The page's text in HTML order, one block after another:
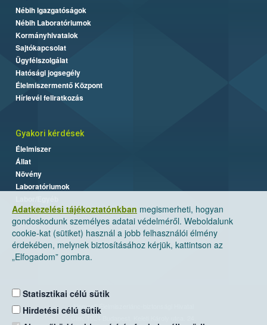
Adatkezelési tájékoztatónkban megismerheti, hogyan
gondoskodunk személyes adatai védelméről. Weboldalunk
cookie-kat (sütiket) használ a jobb felhasználói élmény
érdekében, melynek biztosításához kérjük, kattintson az
„Elfogadom” gombra.
Statisztikai célú sütik
Hirdetési célú sütik
Nébih Igazgatóságok
Nébih Laboratóriumok
Kormányhivatalok
Sajtókapcsolat
Ügyfélszolgálat
Hatósági jogsegély
Élelmiszermentő Központ
Hírlevél feliratkozás
Gyakori kérdések
Élelmiszer
Állat
Növény
Laboratóriumok
Nemzeti Élelmiszerlánc-biztonsági Hivatal